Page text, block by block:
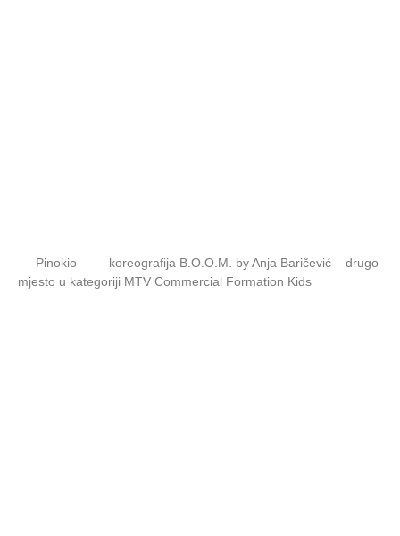
Pinokio
– koreografija B.O.O.M. by Anja Baričević – drugo
mjesto u kategoriji MTV Commercial Formation Kids